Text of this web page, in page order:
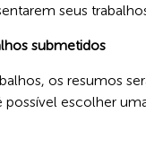
seus
submetidos
os resumos
escolher